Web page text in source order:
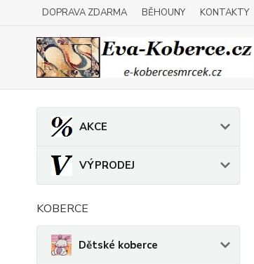
DOPRAVA ZDARMA BĚHOUNY KONTAKTY
AKCE
VÝPRODEJ
KOBERCE
Dětské koberce